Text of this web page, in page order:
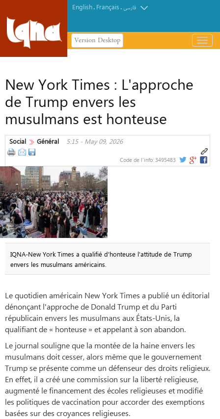
English. Français.فارسی
Version Desktop
باز
و
offensante envers la Kaaba
New York Times : L'approche
de Trump envers les
musulmans est honteuse
Social Général 5:15 - May 09, 2026
Code de l'info: 3495483
IQNA-New York Times a qualifié d'honteuse l'attitude de Trump
envers les musulmans américains.
Le quotidien américain New York Times a publié un éditorial
dénonçant l'approche de Donald Trump et du Parti
républicain envers les musulmans aux États-Unis, la
qualifiant de « honteuse » et appelant à son abandon.
Le journal souligne que la montée de la haine envers les
musulmans doit cesser, alors même que le gouvernement
Trump se présente comme un défenseur des droits religieux.
En effet, il a créé une commission sur la liberté religieuse,
augmenté le financement des écoles religieuses et modifié
les politiques de vaccination pour accorder des exemptions
basées sur des croyances religieuses.